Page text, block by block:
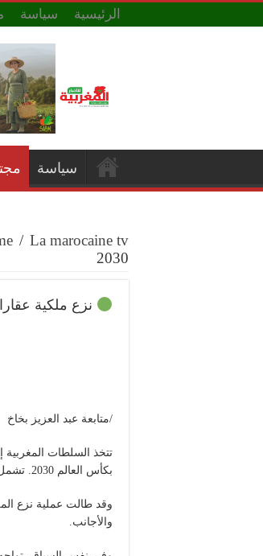
الرئيسية سياسة
سياسة
/ La marocaine tv
2030
نزع ملكية
/متابعة عبد العزيز بخاخ
تتخذ السلطات المغربية
بكأس العالم 2030. تشمل هذه المشاريع توسعة الطرق الرئيسية، مثل شارع محمد السادس بحي السويسي.
وقد طالت عملية نزع
والأجانب.